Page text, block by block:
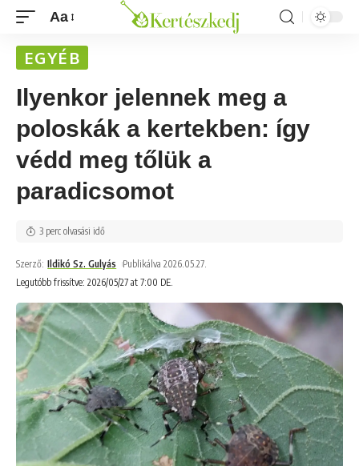
Aa
EGYÉB
Ilyenkor jelennek meg a
poloskák a kertekben: így
védd meg tőlük a
paradicsomot
Legutóbb frissítve: 2026/05/27 at 7:00 DE.
Szerző: Ildikó Sz. Gulyás Publikálva 2026.05.27.
3 perc olvasási idő